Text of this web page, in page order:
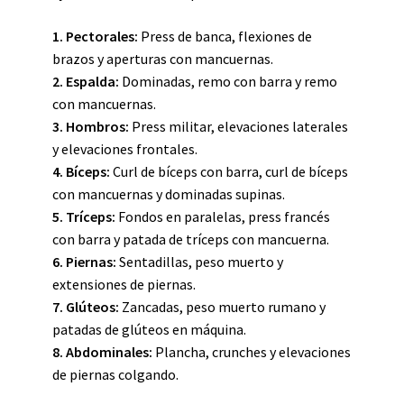
1. Pectorales: Press de banca, flexiones de
brazos y aperturas con mancuernas.
2. Espalda: Dominadas, remo con barra y remo
con mancuernas.
3. Hombros: Press militar, elevaciones laterales
y elevaciones frontales.
4. Bíceps: Curl de bíceps con barra, curl de bíceps
con mancuernas y dominadas supinas.
5. Tríceps: Fondos en paralelas, press francés
con barra y patada de tríceps con mancuerna.
6. Piernas: Sentadillas, peso muerto y
extensiones de piernas.
7. Glúteos: Zancadas, peso muerto rumano y
patadas de glúteos en máquina.
8. Abdominales: Plancha, crunches y elevaciones
de piernas colgando.